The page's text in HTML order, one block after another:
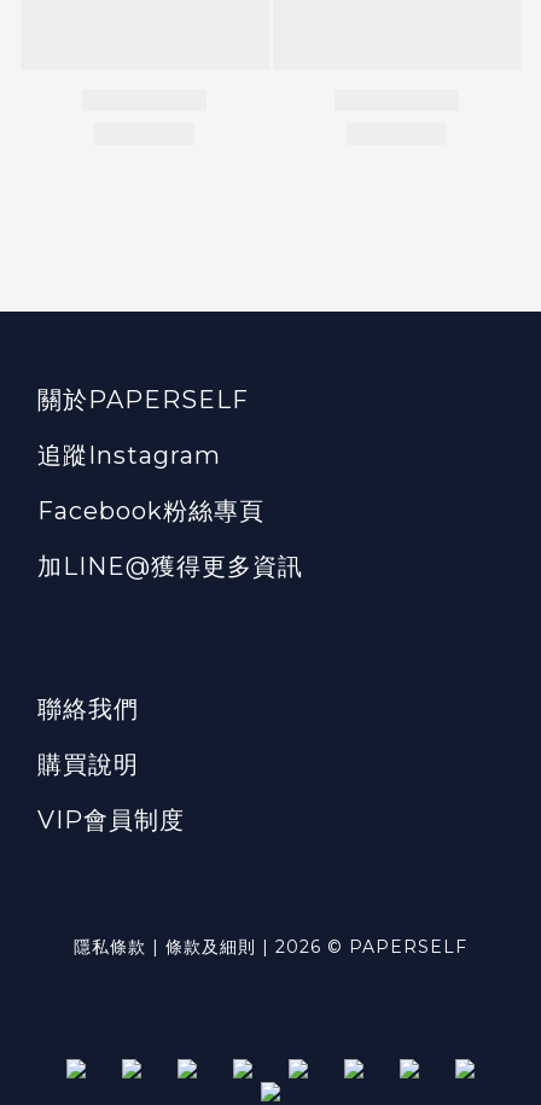
關於PAPERSELF
追蹤Instagram
Facebook粉絲專頁
加LINE@獲得更多資訊
聯絡我們
購買說明
VIP會員制度
隱私條款 | 條款及細則 | 2026 © PAPERSELF